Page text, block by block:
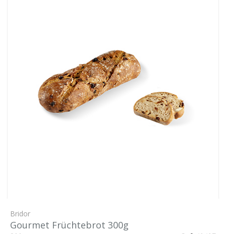
Bridor
Gourmet Früchtebrot 300g